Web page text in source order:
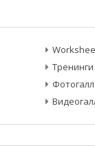
Тренинги